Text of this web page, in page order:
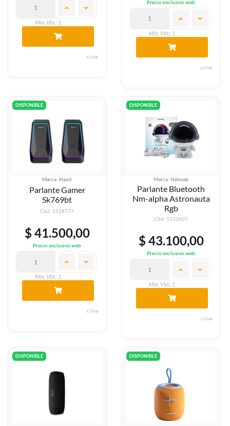
Min. Vta.: 1
c/iva
Precio exclusivo web
Min. Vta.: 1
c/iva
DISPONIBLE
Marca: Havit
Parlante Gamer
Sk769bt
Cód: 1128777
$ 41.500,00
Precio exclusivo web
Min. Vta.: 1
c/iva
DISPONIBLE
Marca: Netmak
Parlante Bluetooth
Nm-alpha Astronauta
Rgb
Cód: 1122605
$ 43.100,00
Precio exclusivo web
Min. Vta.: 1
c/iva
DISPONIBLE DISPONIBLE